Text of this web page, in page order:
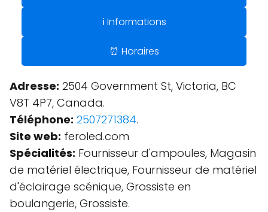
ℹ️ Informations
⏰ Horaires
Adresse: 2504 Government St, Victoria, BC
V8T 4P7, Canada.
Téléphone: 2507271384.
Site web: feroled.com
Spécialités: Fournisseur d'ampoules, Magasin
de matériel électrique, Fournisseur de matériel
d'éclairage scénique, Grossiste en
boulangerie, Grossiste.